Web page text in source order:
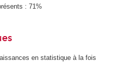
: 71%
en statistique à la fois